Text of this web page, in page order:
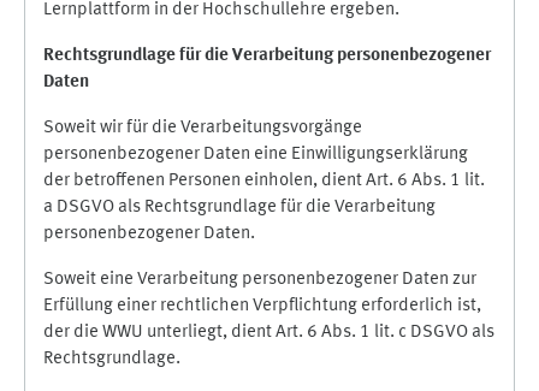
Lernplattform in der Hochschullehre ergeben.
Rechtsgrundlage für die Verarbeitung personenbezogener
Daten
Soweit wir für die Verarbeitungsvorgänge
personenbezogener Daten eine Einwilligungserklärung
der betroffenen Personen einholen, dient Art. 6 Abs. 1 lit.
a DSGVO als Rechtsgrundlage für die Verarbeitung
personenbezogener Daten.
Soweit eine Verarbeitung personenbezogener Daten zur
Erfüllung einer rechtlichen Verpflichtung erforderlich ist,
der die WWU unterliegt, dient Art. 6 Abs. 1 lit. c DSGVO als
Rechtsgrundlage.